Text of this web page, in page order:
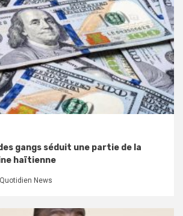
gangs séduit une partie de la
haïtienne
News